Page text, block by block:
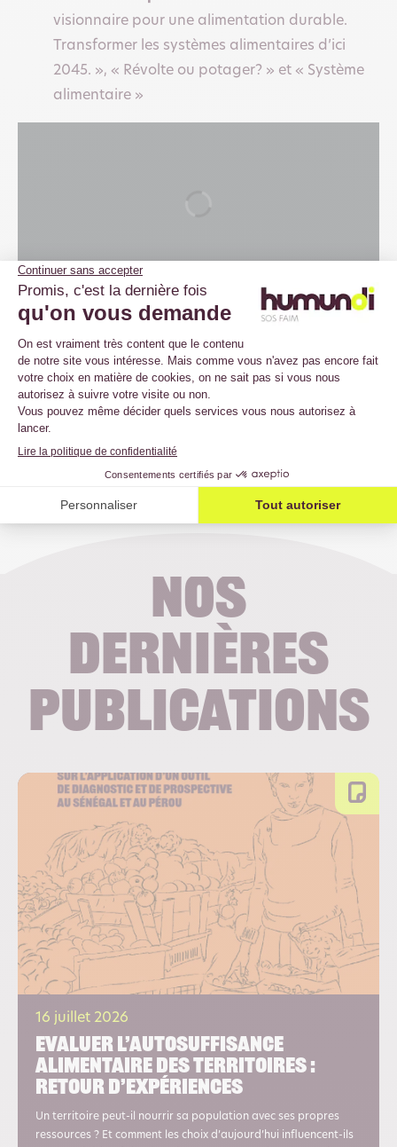
visionnaire pour une alimentation durable.
Transformer les systèmes alimentaires d’ici
2045. », « Révolte ou potager? » et « Système
alimentaire »
Supporterres n°30
Télécharger
Nos
dernières
publications
16 juillet 2026
Evaluer l’autosuffisance
alimentaire des territoires :
retour d’expériences
Un territoire peut-il nourrir sa population avec ses propres
ressources ? Et comment les choix d’aujourd’hui influencent-ils